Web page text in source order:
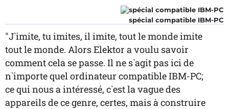
spécial compatible IBM-PC
"J`imite, tu imites, il imite, tout le monde imite
tout le monde. Alors Elektor a voulu savoir
comment cela se passe. Il ne s`agit pas ici de
n`importe quel ordinateur compatible IBM-PC;
ce qui nous a intéressé, c`est la vague des
appareils de ce genre, certes, mais à construire